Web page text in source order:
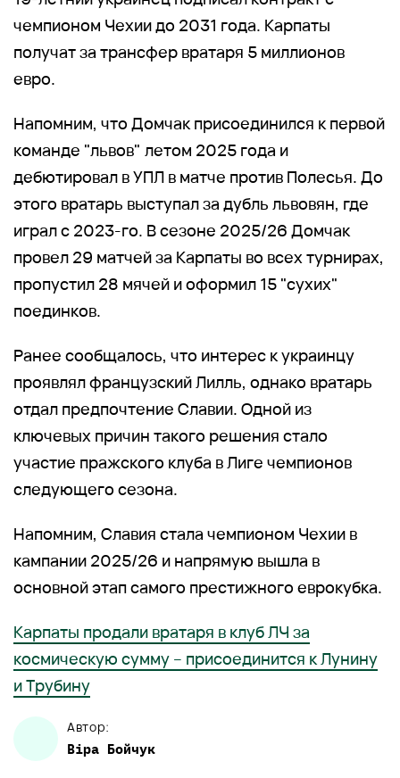
чемпионом Чехии до 2031 года. Карпаты
получат за трансфер вратаря 5 миллионов
евро.
Напомним, что Домчак присоединился к первой
команде "львов" летом 2025 года и
дебютировал в УПЛ в матче против Полесья. До
этого вратарь выступал за дубль львовян, где
играл с 2023-го. В сезоне 2025/26 Домчак
провел 29 матчей за Карпаты во всех турнирах,
пропустил 28 мячей и оформил 15 "сухих"
поединков.
Ранее сообщалось, что интерес к украинцу
проявлял французский Лилль, однако вратарь
отдал предпочтение Славии. Одной из
ключевых причин такого решения стало
участие пражского клуба в Лиге чемпионов
следующего сезона.
Напомним, Славия стала чемпионом Чехии в
кампании 2025/26 и напрямую вышла в
основной этап самого престижного еврокубка.
Карпаты продали вратаря в клуб ЛЧ за
космическую сумму – присоединится к Лунину
и Трубину
Автор:
Віра Бойчук